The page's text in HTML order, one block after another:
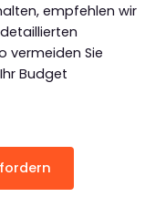
empfehlen wir
vermeiden Sie
Budget